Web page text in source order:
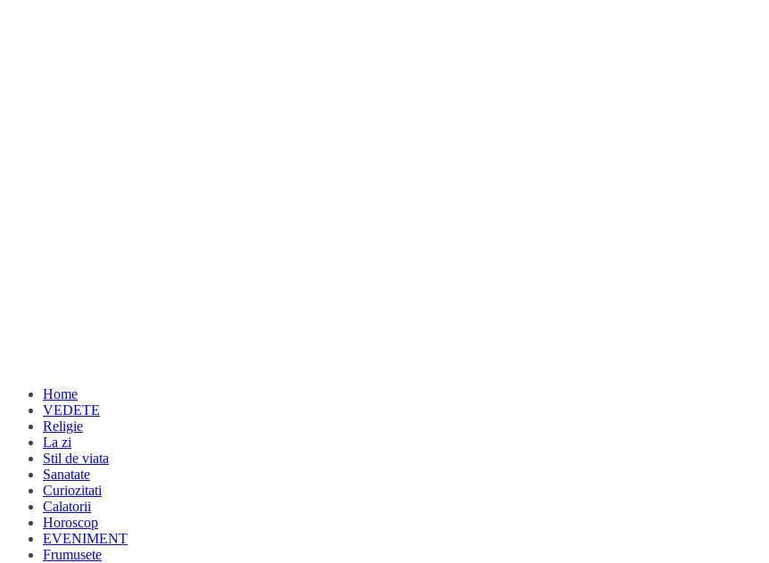
Home
VEDETE
Religie
La zi
Stil de viata
Sanatate
Curiozitati
Calatorii
Horoscop
EVENIMENT
Frumusete